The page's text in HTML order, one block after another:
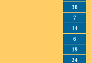
30
7
14
6
19
24